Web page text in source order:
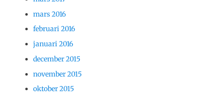
mars 2016
februari 2016
januari 2016
december 2015
november 2015
oktober 2015